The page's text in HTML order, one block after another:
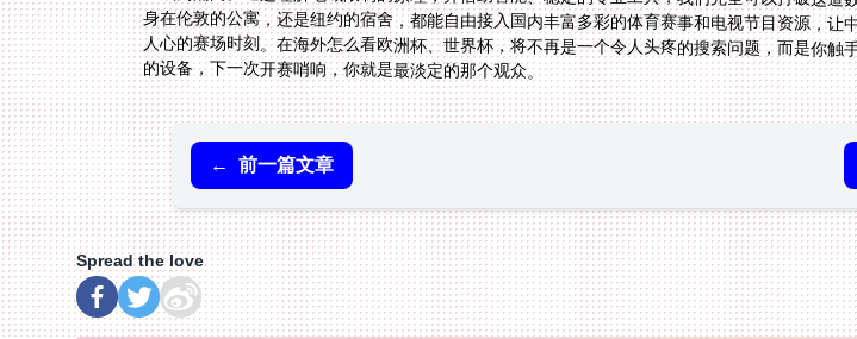
的设备，下一次开赛哨响，你就是最淡定的那个观众。
← 前一篇文章
Spread the love